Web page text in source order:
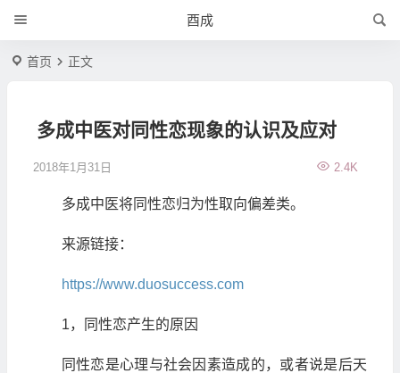
酉成
首页 正文
多成中医对同性恋现象的认识及应对
2018年1月31日 2.4K
多成中医将同性恋归为性取向偏差类。
来源链接：
https://www.duosuccess.com
1，同性恋产生的原因
同性恋是心理与社会因素造成的，或者说是后天